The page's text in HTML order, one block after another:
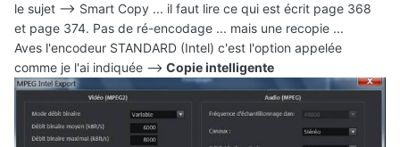
le sujet --> Smart Copy ... il faut lire ce qui est écrit page 368
et page 374. Pas de ré-encodage ... mais une recopie ...
Aves l'encodeur STANDARD (Intel) c'est l'option appelée
comme je l'ai indiquée --> Copie intelligente